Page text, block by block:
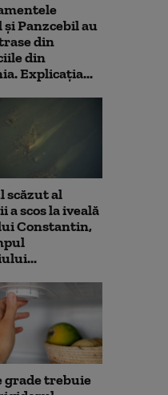
și Panzcebil au
din
din
Explicația...
scăzut al
a scos la iveală
Constantin,
grade trebuie